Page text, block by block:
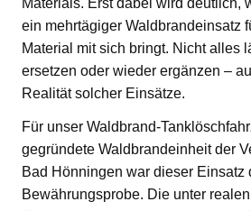
ein mehrtägiger Waldbrandeinsatz
Material mit sich bringt. Nicht alles
ersetzen oder wieder ergänzen –
Realität solcher Einsätze.
Für unser Waldbrand-
gegründete Waldbrandeinheit der
Bad Hönningen war dieser Einsatz
Bewährungsprobe. Die unter realen